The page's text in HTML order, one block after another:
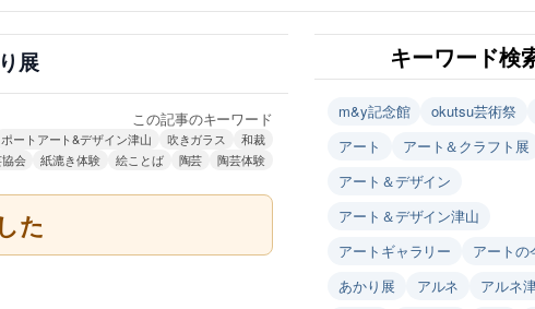
展
この記事のキーワード
ポートアート&デザイン津山 吹きガラス
和裁
会 紙漉き体験 絵ことば 陶芸 陶芸体験
た
キーワード検
m&y記念館 okutsu芸術祭
アート
アート＆クラフト展
アート＆デザイン
アート＆デザイン津山
アートギャラリー
アートの
あかり展
アルネ
アルネ